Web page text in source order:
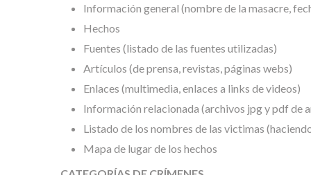
Información general (nombre de la masacre,
Hechos
Fuentes (listado de las fuentes utilizadas)
Artículos (de prensa, revistas, páginas webs)
Enlaces (multimedia, enlaces a links de videos)
Información relacionada (archivos jpg y pdf de
Listado de los nombres de las victimas
Mapa de lugar de los hechos